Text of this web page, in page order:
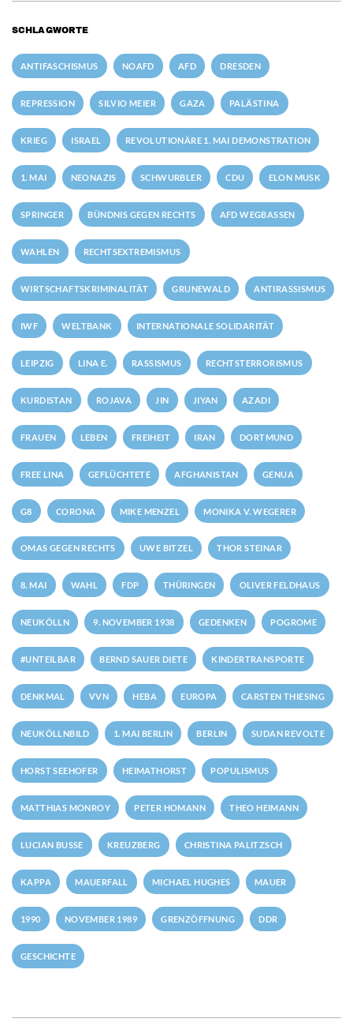
SCHLAGWORTE
ANTIFASCHISMUS NOAFD AFD DRESDEN
REPRESSION SILVIO MEIER GAZA PALÄSTINA
KRIEG ISRAEL REVOLUTIONÄRE 1. MAI DEMONSTRATION
1. MAI NEONAZIS SCHWURBLER CDU ELON MUSK
SPRINGER BÜNDNIS GEGEN RECHTS AFD WEGBASSEN
WAHLEN RECHTSEXTREMISMUS
WIRTSCHAFTSKRIMINALITÄT GRUNEWALD ANTIRASSISMUS
IWF WELTBANK INTERNATIONALE SOLIDARITÄT
LEIPZIG LINA E. RASSISMUS RECHTSTERRORISMUS
KURDISTAN ROJAVA JIN JIYAN AZADI
FRAUEN LEBEN FREIHEIT IRAN DORTMUND
FREE LINA GEFLÜCHTETE AFGHANISTAN GENUA
G8 CORONA MIKE MENZEL MONIKA V. WEGERER
OMAS GEGEN RECHTS UWE BITZEL THOR STEINAR
8. MAI WAHL FDP THÜRINGEN OLIVER FELDHAUS
NEUKÖLLN 9. NOVEMBER 1938 GEDENKEN POGROME
#UNTEILBAR BERND SAUER DIETE KINDERTRANSPORTE
DENKMAL VVN HEBA EUROPA CARSTEN THIESING
NEUKÖLLNBILD 1. MAI BERLIN BERLIN SUDAN REVOLTE
HORST SEEHOFER HEIMATHORST POPULISMUS
MATTHIAS MONROY PETER HOMANN THEO HEIMANN
LUCIAN BUSSE KREUZBERG CHRISTINA PALITZSCH
KAPPA MAUERFALL MICHAEL HUGHES MAUER
1990 NOVEMBER 1989 GRENZÖFFNUNG DDR
GESCHICHTE